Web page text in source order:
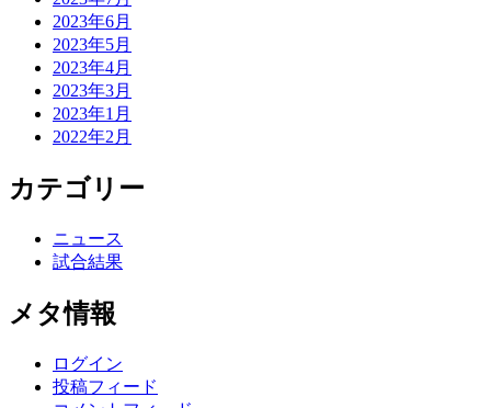
2023年6月
2023年5月
2023年4月
2023年3月
2023年1月
2022年2月
カテゴリー
ニュース
試合結果
メタ情報
ログイン
投稿フィード